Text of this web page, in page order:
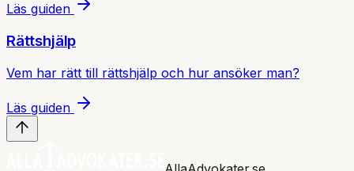
Läs guiden
Rättshjälp
Vem har rätt till rättshjälp och hur ansöker man?
Läs guiden